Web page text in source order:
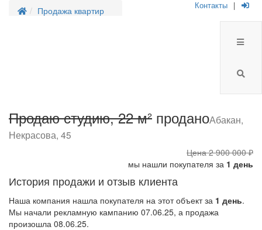
Продажа квартир Контакты |
Продаю студию, 22 м² проданоАбакан,
Некрасова, 45
Цена2 900 000 ₽
мы нашли покупателя за 1 день
История продажи и отзыв клиента
Наша компания нашла покупателя на этот объект за 1 день.
Мы начали рекламную кампанию 07.06.25, а продажа
произошла 08.06.25.